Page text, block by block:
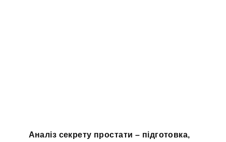
Аналіз секрету простати – підготовка,